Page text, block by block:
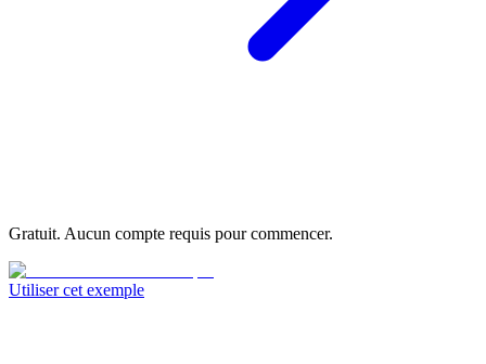
Gratuit. Aucun compte requis pour commencer.
Utiliser cet exemple